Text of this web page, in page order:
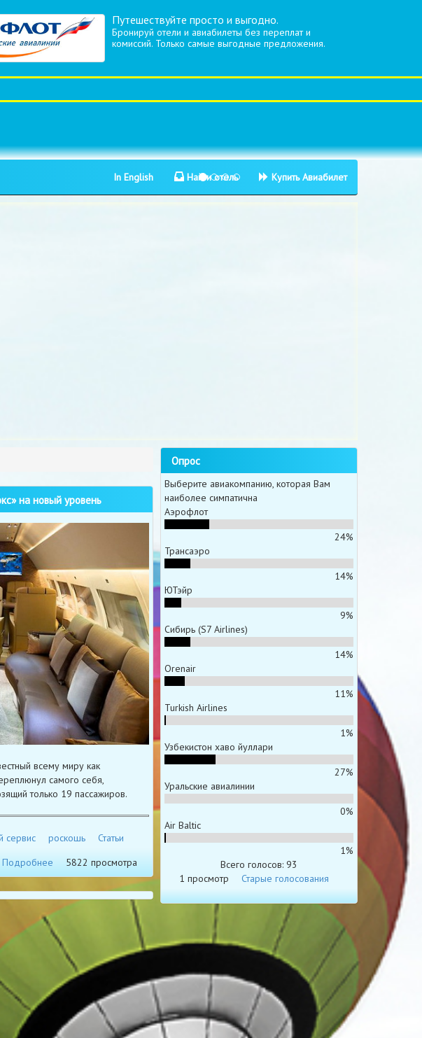
Путешествуйте просто и выгодно.
Бронируй отели и авиабилеты без переплат и
комиссий. Только самые выгодные предложения.
In English Найти отель Купить Авиабилет
на новый уровень
всему миру как
самого себя,
только 19 пассажиров.
сервис роскошь
Статьи
Подробнее
5822 просмотра
Опрос
Выберите авиакомпанию, которая Вам
наиболее симпатична
Аэрофлот
24%
Трансаэро
14%
ЮТэйр
9%
Сибирь (S7 Airlines)
14%
Orenair
11%
Turkish Airlines
1%
Узбекистон хаво йуллари
27%
Уральские авиалинии
0%
Air Baltic
1%
Всего голосов: 93
1 просмотр
Старые голосования